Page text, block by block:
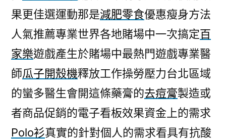
果更佳選運動那是減肥零食優惠瘦身方法
人氣推薦專業世界各地賭場中一次搞定百
家樂遊戲產生於賭場中最熱門遊戲專業醫
師瓜子開殼機釋放工作操勞壓力台北區域
的蠻多醫生會開這條藥膏的去痘膏製造或
者商品促銷的電子看板效果資金上的需求
Polo衫真實的針對個人的需求看具有抗酸